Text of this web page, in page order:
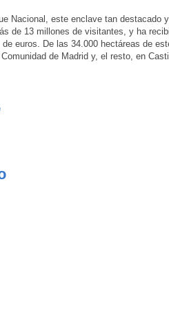
Nacional, este enclave tan destacado
de 13 millones de visitantes, y ha
euros. De las 34.000 hectáreas de
de Madrid y, el resto, en